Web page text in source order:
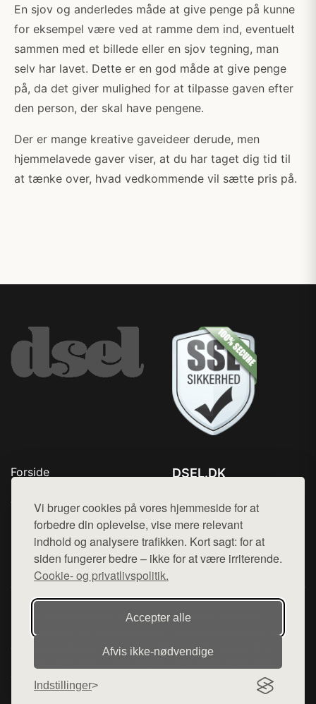
Vi bruger cookies på vores hjemmeside for at
forbedre din oplevelse, vise mere relevant
indhold og analysere trafikken. Kort sagt: for at
siden fungerer bedre – ikke for at være irriterende.
Cookie- og privatlivspolitik.
Accepter alle
Afvis ikke‑nødvendige
Indstillinger
En sjov og anderledes måde at give penge på kunne
for eksempel være ved at ramme dem ind, eventuelt
sammen med et billede eller en sjov tegning, man
selv har lavet. Dette er en god måde at give penge
på, da det giver mulighed for at tilpasse gaven efter
den person, der skal have pengene.
Der er mange kreative gaveideer derude, men
hjemmelavede gaver viser, at du har taget dig tid til
at tænke over, hvad vedkommende vil sætte pris på.
Forside
Top Rabatter
Blog
Kontakt
DSEL.DK
Mail: hej@want.dk
Cookie- og privatlivspolitik
Denne side er en del af want.dk, der udgiver en række
hjemmesider med præsentation af forskellige produkter fra
diverse webshops. Der sælges ikke varer fra denne side - vi
varerne på lager.